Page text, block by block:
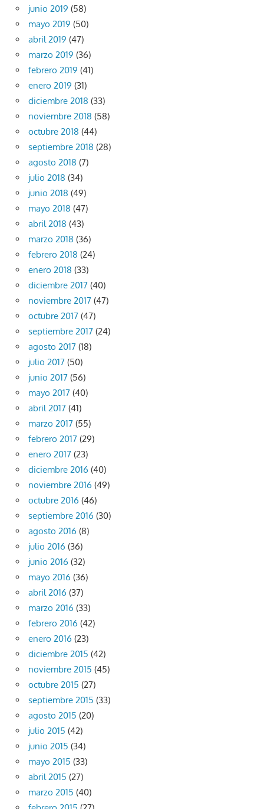
junio 2019 (58)
mayo 2019 (50)
abril 2019 (47)
marzo 2019 (36)
febrero 2019 (41)
enero 2019 (31)
diciembre 2018 (33)
noviembre 2018 (58)
octubre 2018 (44)
septiembre 2018 (28)
agosto 2018 (7)
julio 2018 (34)
junio 2018 (49)
mayo 2018 (47)
abril 2018 (43)
marzo 2018 (36)
febrero 2018 (24)
enero 2018 (33)
diciembre 2017 (40)
noviembre 2017 (47)
octubre 2017 (47)
septiembre 2017 (24)
agosto 2017 (18)
julio 2017 (50)
junio 2017 (56)
mayo 2017 (40)
abril 2017 (41)
marzo 2017 (55)
febrero 2017 (29)
enero 2017 (23)
diciembre 2016 (40)
noviembre 2016 (49)
octubre 2016 (46)
septiembre 2016 (30)
agosto 2016 (8)
julio 2016 (36)
junio 2016 (32)
mayo 2016 (36)
abril 2016 (37)
marzo 2016 (33)
febrero 2016 (42)
enero 2016 (23)
diciembre 2015 (42)
noviembre 2015 (45)
octubre 2015 (27)
septiembre 2015 (33)
agosto 2015 (20)
julio 2015 (42)
junio 2015 (34)
mayo 2015 (33)
abril 2015 (27)
marzo 2015 (40)